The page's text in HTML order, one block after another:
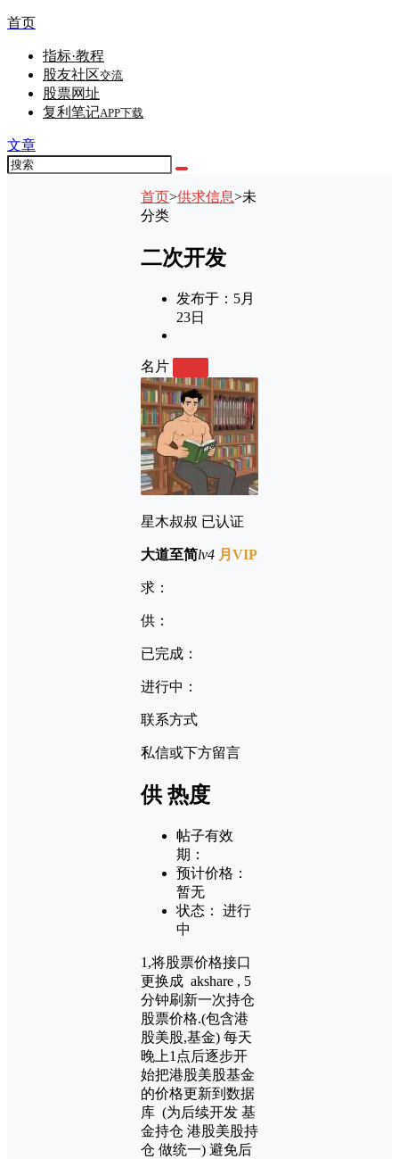
首页
指标·教程
股友社区交流
股票网址
复利笔记APP下载
文章
首页>供求信息>未
分类
二次开发
发布于： 5月
23日
名片
星木叔叔 已认证
大道至简lv4 月VIP
求：
供：
已完成：
进行中：
联系方式
私信或下方留言
供热度
帖子有效
期：
预计价格：
暂无
状态：
进行
中
1,将股票价格接口
更换成 akshare , 5
分钟刷新一次持仓
股票价格.(包含港
股美股,基金) 每天
晚上1点后逐步开
始把港股美股基金
的价格更新到数据
库 (为后续开发 基
金持仓 港股美股持
仓 做统一) 避免后